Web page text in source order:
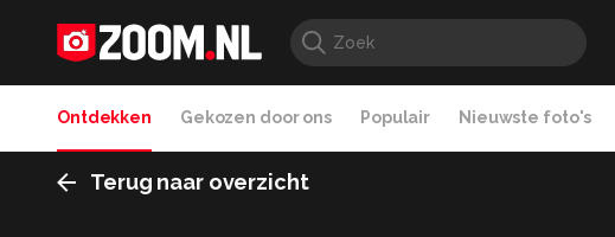
Ontdekken Gekozen door ons Populair Nieuwste foto's
Terug naar overzicht